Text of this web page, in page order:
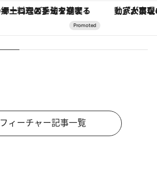
「大事なのは地域の意識を変えること」。ロレックス賞受賞の自然保護活動家が実現させたナイジェリアの自然環境の復活 【銀座で出合う最旬美容】美髪ケアや上質
フィーチャー記事一覧